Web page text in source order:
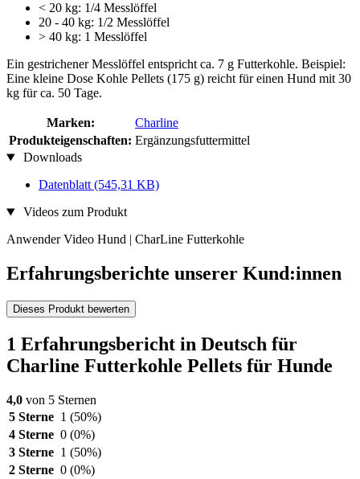
< 20 kg: 1/4 Messlöffel
20 - 40 kg: 1/2 Messlöffel
> 40 kg: 1 Messlöffel
Ein gestrichener Messlöffel entspricht ca. 7 g Futterkohle. Beispiel:
Eine kleine Dose Kohle Pellets (175 g) reicht für einen Hund mit 30
kg für ca. 50 Tage.
Marken:
Charline
Produkteigenschaften: Ergänzungsfuttermittel
Downloads
Datenblatt (545,31 KB)
Videos zum Produkt
Anwender Video Hund | CharLine Futterkohle
Erfahrungsberichte unserer Kund:innen
Dieses Produkt bewerten
1 Erfahrungsbericht in Deutsch für
Charline Futterkohle Pellets für Hunde
4,0 von 5 Sternen
5 Sterne 1 (50%)
4 Sterne 0 (0%)
3 Sterne 1 (50%)
2 Sterne 0 (0%)